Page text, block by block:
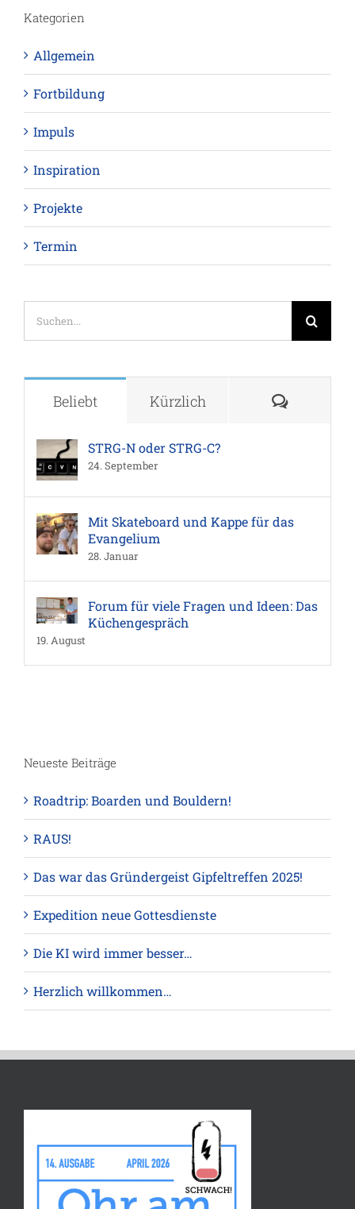
Kategorien
Allgemein
Fortbildung
Impuls
Inspiration
Projekte
Termin
Beliebt Kürzlich
STRG-N oder STRG-C?
24. September
Mit Skateboard und Kappe für das
Evangelium
28. Januar
Forum für viele Fragen und Ideen: Das
Küchengespräch
19. August
Neueste Beiträge
Roadtrip: Boarden und Bouldern!
RAUS!
Das war das Gründergeist Gipfeltreffen 2025!
Expedition neue Gottesdienste
Die KI wird immer besser…
Herzlich willkommen…